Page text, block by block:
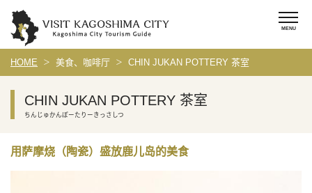
HOME 美食、咖啡厅 CHIN JUKAN POTTERY 茶室
CHIN JUKAN POTTERY 茶室
ちんじゅかんぽーたりーきっさしつ
用萨摩烧（陶瓷）盛放鹿儿岛的美食